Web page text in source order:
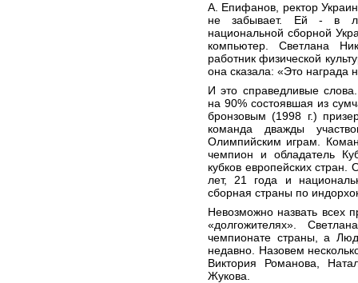
А. Епифанов, ректор
не забывает. Ей - в
национальной сборной
компьютер. Светлана
работник физической
она сказала: «Это награда
И это справедливые
на 90% состоявшая из
бронзовым (1998 г.)
команда дважды
Олимпийским играм.
чемпион и обладатель
кубков европейских
лет, 21 года и
сборная страны по
Невозможно назвать всех
«долгожителях».
чемпионате страны, а
недавно. Назовем
Виктория Романова,
Жукова.